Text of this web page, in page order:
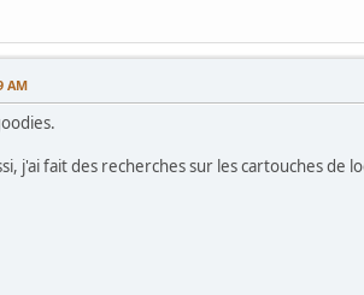
AM
j'ai fait des recherches sur les cartouches de